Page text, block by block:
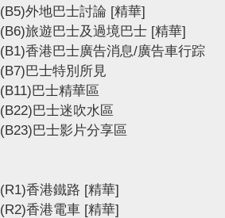
(B5)外地巴士討論 [精華]
(B6)旅遊巴士及過境巴士 [精華]
(B1)香港巴士廣告消息/廣告車行踪
(B7)巴士特別所見
(B11)巴士精華區
(B22)巴士迷吹水區
(B23)巴士影片分享區
(R1)香港鐵路 [精華]
(R2)香港電車 [精華]